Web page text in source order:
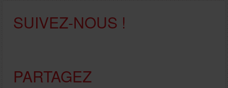
SUIVEZ-NOUS !
PARTAGEZ